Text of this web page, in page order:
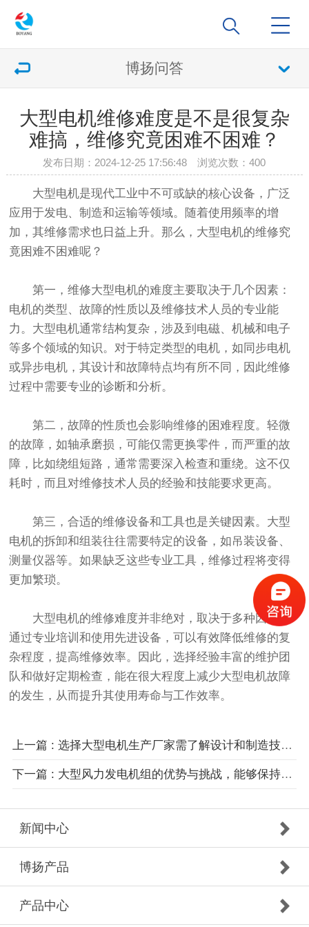
博扬问答
大型电机维修难度是不是很复杂
难搞，维修究竟困难不困难？
发布日期：2024-12-25 17:56:48 浏览次数：400
大型电机是现代工业中不可或缺的核心设备，广泛
应用于发电、制造和运输等领域。随着使用频率的增
加，其维修需求也日益上升。那么，大型电机的维修究
竟困难不困难呢？
第一，维修大型电机的难度主要取决于几个因素：
电机的类型、故障的性质以及维修技术人员的专业能
力。大型电机通常结构复杂，涉及到电磁、机械和电子
等多个领域的知识。对于特定类型的电机，如同步电机
或异步电机，其设计和故障特点均有所不同，因此维修
过程中需要专业的诊断和分析。
第二，故障的性质也会影响维修的困难程度。轻微
的故障，如轴承磨损，可能仅需更换零件，而严重的故
障，比如绕组短路，通常需要深入检查和重绕。这不仅
耗时，而且对维修技术人员的经验和技能要求更高。
第三，合适的维修设备和工具也是关键因素。大型
电机的拆卸和组装往往需要特定的设备，如吊装设备、
测量仪器等。如果缺乏这些专业工具，维修过程将变得
更加繁琐。
大型电机的维修难度并非绝对，取决于多种因素。
通过专业培训和使用先进设备，可以有效降低维修的复
杂程度，提高维修效率。因此，选择经验丰富的维护团
队和做好定期检查，能在很大程度上减少大型电机故障
的发生，从而提升其使用寿命与工作效率。
上一篇 : 选择大型电机生产厂家需了解设计和制造技术工艺
下一篇 : 大型风力发电机组的优势与挑战，能够保持更高的发电效率
新闻中心
博扬产品
产品中心